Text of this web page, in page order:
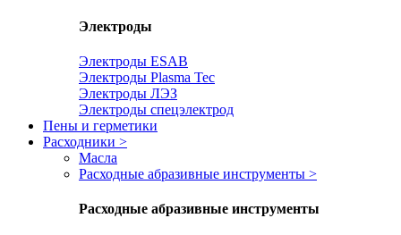
Электроды
Электроды ESAB
Электроды Plasma Tec
Электроды ЛЭЗ
Электроды спецэлектрод
Пены и герметики
Расходники >
Масла
Расходные абразивные инструменты >
Расходные абразивные инструменты